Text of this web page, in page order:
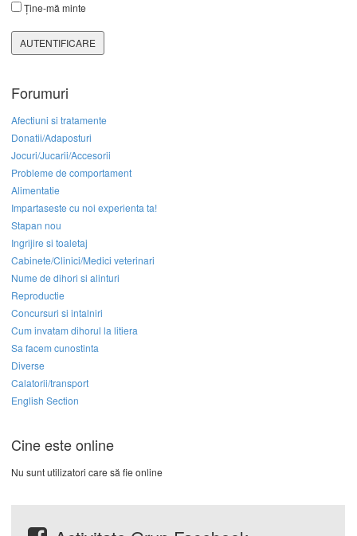
Ține-mă minte
AUTENTIFICARE
Forumuri
Afectiuni si tratamente
Donatii/Adaposturi
Jocuri/Jucarii/Accesorii
Probleme de comportament
Alimentatie
Impartaseste cu noi experienta ta!
Stapan nou
Ingrijire si toaletaj
Cabinete/Clinici/Medici veterinari
Nume de dihori si alinturi
Reproductie
Concursuri si intalniri
Cum invatam dihorul la litiera
Sa facem cunostinta
Diverse
Calatorii/transport
English Section
Cine este online
Nu sunt utilizatori care să fie online